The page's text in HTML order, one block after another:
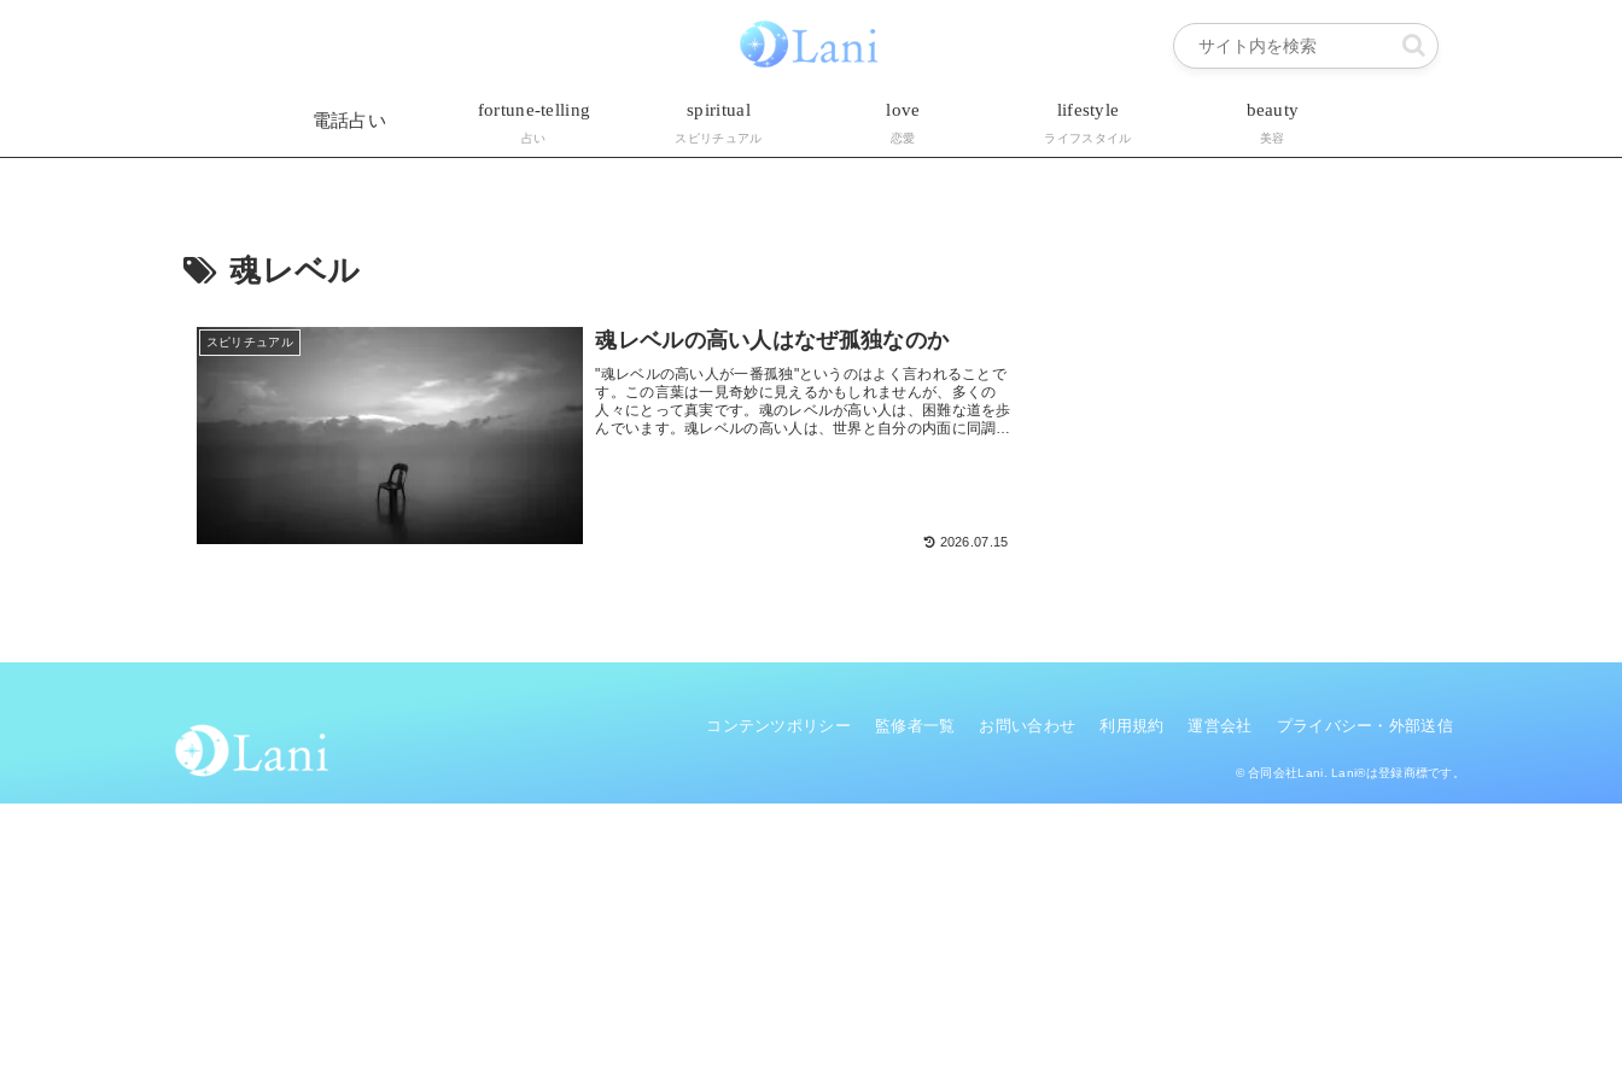
電話占い
fortune-telling
占い
spiritual
スピリチュアル
love
恋愛
lifestyle
ライフスタイル
beauty
美容
魂レベル
スピリチュアル 魂レベルの高い人はなぜ孤独なのか
"魂レベルの高い人が一番孤独"というのはよく言われることで
す。この言葉は一見奇妙に見えるかもしれませんが、多くの
人々にとって真実です。魂のレベルが高い人は、困難な道を歩
んでいます。魂レベルの高い人は、世界と自分の内面に同調す
2026.07.15
コンテンツポリシー 監修者一覧 お問い合わせ 利用規約 運営会社 プライバシー・外部送信
© 合同会社Lani. Lani®は登録商標です。